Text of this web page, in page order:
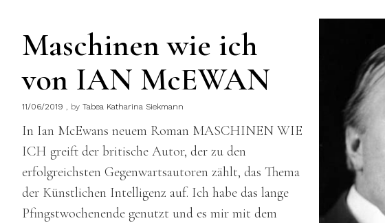
Maschinen wie ich
von IAN McEWAN
11/06/2019 byTabea Katharina Siekmann
In Ian McEwans neuem Roman MASCHINEN WIE
ICH greift der britische Autor, der zu den
erfolgreichsten Gegenwartsautoren zählt, das Thema
der Künstlichen Intelligenz auf. Ich habe das lange
Pfingstwochenende genutzt und es mir mit dem